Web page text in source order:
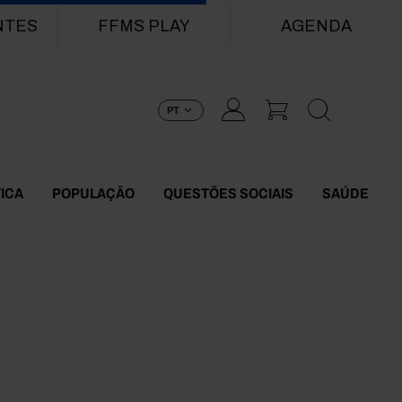
FFMS PLAY AGENDA
PT
POPULAÇÃO QUESTÕES SOCIAIS SAÚDE